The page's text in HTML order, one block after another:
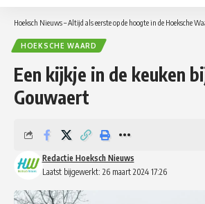
Hoeksch Nieuws – Altijd als eerste op de hoogte in de Hoeksche
HOEKSCHE WAARD
Een kijkje in de keuken
Gouwaert
Laatst bijgewerkt: 26 maart 2024 17:26
Redactie Hoeksch Nieuws